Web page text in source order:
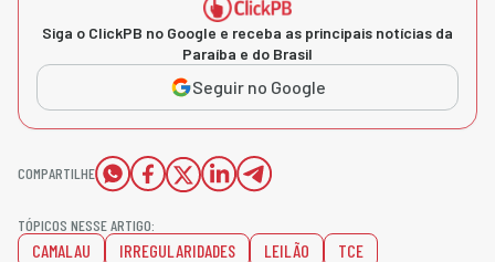
Siga o ClickPB no Google e receba as principais notícias da
Paraíba e do Brasil
Seguir no Google
COMPARTILHE
TÓPICOS NESSE ARTIGO:
CAMALAU IRREGULARIDADES LEILÃO TCE